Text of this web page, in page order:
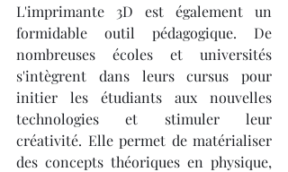
L'imprimante 3D est également un
formidable outil pédagogique. De
nombreuses écoles et universités
s'intègrent dans leurs cursus pour
initier les étudiants aux nouvelles
technologies et stimuler leur
créativité. Elle permet de matérialiser
des concepts théoriques en physique,